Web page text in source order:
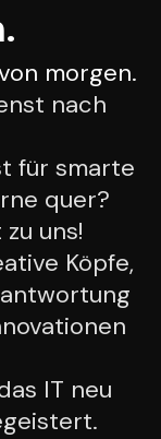
morgen.
nach
für smarte
quer?
uns!
Köpfe,
IT neu